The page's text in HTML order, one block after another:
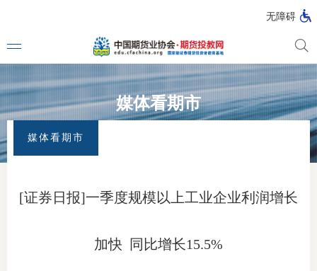
无障碍
媒体看
投教动
媒体看期市
媒体看期市
[证券日报]一季度规模以上工业企业利润增长
加快 同比增长15.5%